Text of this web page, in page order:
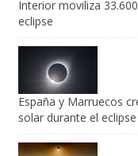
España y Marruecos
solar durante el eclipse